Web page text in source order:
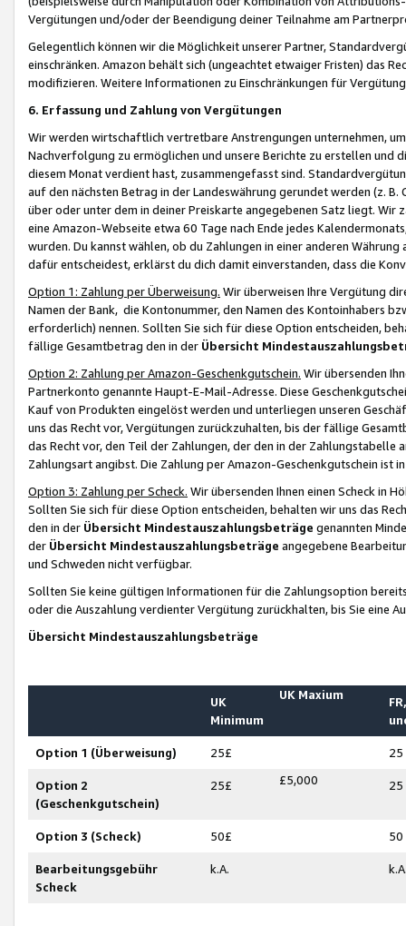
Vergütungen und/oder der Beendigung deiner Teilnahme am
Gelegentlich können wir die Möglichkeit unserer Partner,
einschränken. Amazon behält sich (ungeachtet etwaiger Fristen) das
modifizieren. Weitere Informationen zu Einschränkungen für
6. Erfassung und Zahlung von Vergütungen
Wir werden wirtschaftlich vertretbare Anstrengungen unternehmen,
Nachverfolgung zu ermöglichen und unsere Berichte zu erstellen und
diesem Monat verdient hast, zusammengefasst sind.
auf den nächsten Betrag in der Landeswährung gerundet werden (z.
über oder unter dem in deiner Preiskarte angegebenen Satz liegt.
eine Amazon-Webseite etwa 60 Tage nach Ende jedes
wurden. Du kannst wählen, ob du Zahlungen in einer anderen
dafür entscheidest, erklärst du dich damit einverstanden, dass die
Option 1: Zahlung per Überweisung. Wir überweisen Ihre Vergütung
Namen der Bank, die Kontonummer, den Namen des Kontoinhabers
erforderlich) nennen. Sollten Sie sich für diese Option entscheiden,
fällige Gesamtbetrag den in der Übersicht
Option 2: Zahlung per Amazon-Geschenkgutschein. Wir übersenden
Partnerkonto genannte Haupt-E-Mail-Adresse. Diese
Kauf von Produkten eingelöst werden und unterliegen unseren
uns das Recht vor, Vergütungen zurückzuhalten, bis der fällige
das Recht vor, den Teil der Zahlungen, der den in der
Zahlungsart angibst. Die Zahlung per Amazon-Geschenkgutschein ist
Option 3: Zahlung per Scheck. Wir übersenden Ihnen einen Scheck in
Sollten Sie sich für diese Option entscheiden, behalten wir uns das
den in der Übersicht Mindestauszahlungsbeträge genannten
der Übersicht Mindestauszahlungsbeträge angegebene
und Schweden nicht verfügbar.
Sollten Sie keine gültigen Informationen für die Zahlungsoption
oder die Auszahlung verdienter Vergütung zurückhalten, bis Sie
Übersicht Mindestauszahlungsbeträge
UK
Minimum
UK Maxium
Option 1 (Überweisung) 25£ 25
Option 2
(Geschenkgutschein)
25£ £5,000 25
Option 3 (Scheck) 50£ 50
Bearbeitungsgebühr
Scheck
k.A.